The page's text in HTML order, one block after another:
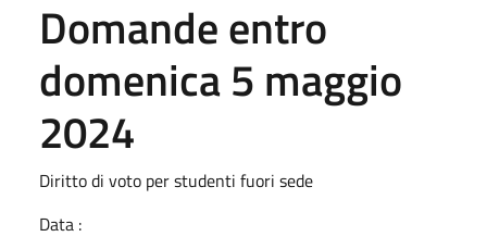
Domande entro
domenica 5 maggio
2024
Diritto di voto per studenti fuori sede
Data :